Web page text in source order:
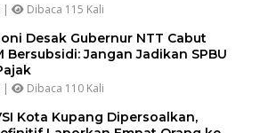
| Dibaca 115 Kali
Desak Gubernur NTT Cabut
Bersubsidi: Jangan Jadikan SPBU
| Dibaca 110 Kali
Kota Kupang Dipersoalkan,